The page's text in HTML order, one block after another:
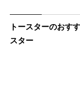
トースターのおす
スター